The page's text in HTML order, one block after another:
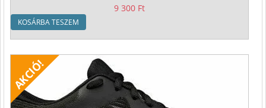
9 300 Ft
KOSÁRBA TESZEM